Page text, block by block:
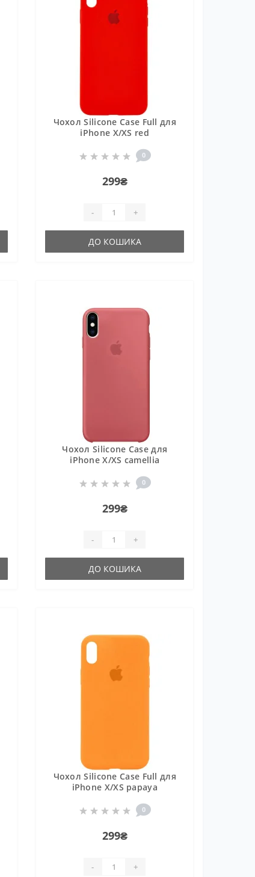
Чохол Silicone Case Full для
iPhone X/XS red
0
299₴
- +
ДО КОШИКА
Чохол Silicone Case для
iPhone X/XS camellia
0
299₴
- +
ДО КОШИКА
Чохол Silicone Case Full для
iPhone X/XS papaya
0
299₴
- +